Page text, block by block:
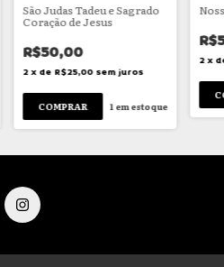
São Judas Tadeu e Sagrado
Coração de Jesus
R$50,00
2 x de R$25,00 sem juros
1 em estoque
2 x